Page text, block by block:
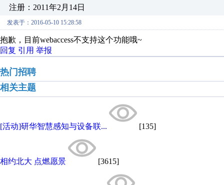
注册：2011年2月14日
发表于：2016-05-10 15:28:58
抱歉，目前webaccess不支持这个功能哦~
回复 引用 举报
热门招聘
相关主题
[活动]研华智慧感知与设备联... [135]
相约北大 点燃愿景 [3615]